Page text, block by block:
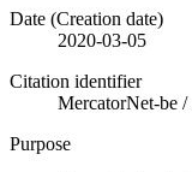
Date (Creation date)
2020-03-05
Citation identifier
MercatorNet-be /
Purpose